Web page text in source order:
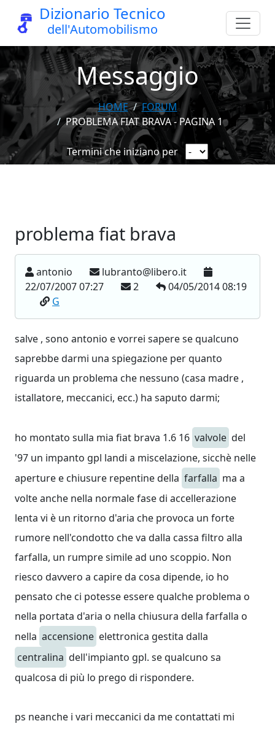
Dizionario Tecnico
dell'Automobilismo
Messaggio
HOME
FORUM
PROBLEMA FIAT BRAVA - PAGINA 1
Termini che iniziano per
problema fiat brava
antonio
lubranto@libero.it
22/07/2007 07:27
2
04/05/2014 08:19
G
salve , sono antonio e vorrei sapere se qualcuno
saprebbe darmi una spiegazione per quanto
riguarda un problema che nessuno (casa madre ,
istallatore, meccanici, ecc.) ha saputo darmi;
ho montato sulla mia fiat brava 1.6 16 valvole del
'97 un impanto gpl landi a miscelazione, sicchè nelle
aperture e chiusure repentine della farfalla ma a
volte anche nella normale fase di accellerazione
lenta vi è un ritorno d'aria che provoca un forte
rumore nell'condotto che va dalla cassa filtro alla
farfalla, un rumpre simile ad uno scoppio. Non
riesco davvero a capire da cosa dipende, io ho
pensato che ci potesse essere qualche problema o
nella portata d'aria o nella chiusura della farfalla o
nella accensione elettronica gestita dalla
centralina dell'impianto gpl. se qualcuno sa
qualcosa di più lo prego di rispondere.
ps neanche i vari meccanici da me contattati mi